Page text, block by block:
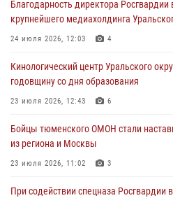
В Тюмени офицер Росгвардии в
мерах безопасного владения оружием
05 августа 2026, 09:56
Военнослужащие Росгвардии сбили
направлении
05 августа 2026, 05:35
Стальной характер
масштабных спортивных событий на
05 августа 2026, 05:22
Благодарность директора Росгвардии
крупнейшего медиахолдинга
24 июля 2026, 12:03 4
Кинологический центр Уральского
годовщину со дня образования
23 июля 2026, 12:43 6
Бойцы тюменского ОМОН стали
из региона и Москвы
23 июля 2026, 11:02 3
При содействии спецназа Росгвардии